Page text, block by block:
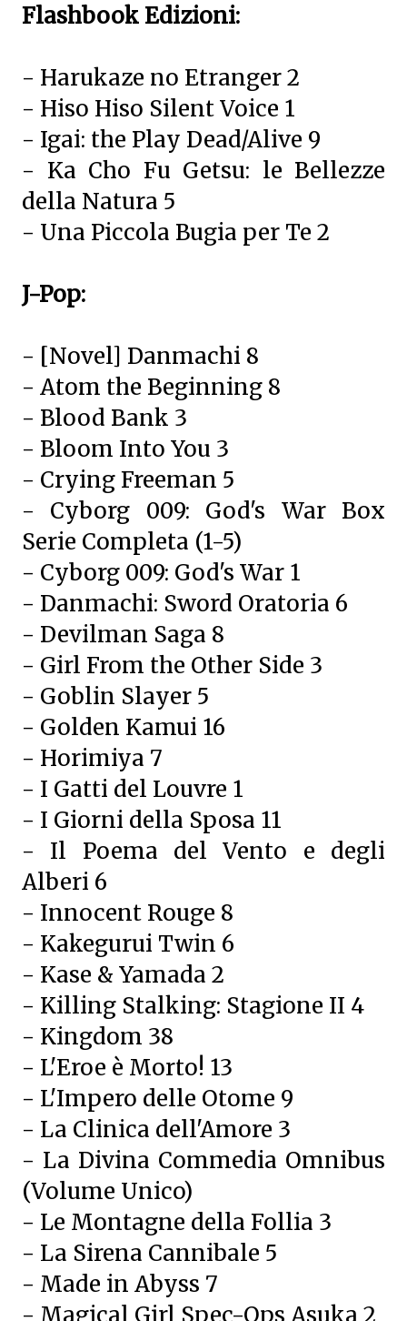
Flashbook Edizioni:
- Harukaze no Etranger 2
- Hiso Hiso Silent Voice 1
- Igai: the Play Dead/Alive 9
- Ka Cho Fu Getsu: le Bellezze
della Natura 5
- Una Piccola Bugia per Te 2
J-Pop:
- [Novel] Danmachi 8
- Atom the Beginning 8
- Blood Bank 3
- Bloom Into You 3
- Crying Freeman 5
- Cyborg 009: God's War Box
Serie Completa (1-5)
- Cyborg 009: God's War 1
- Danmachi: Sword Oratoria 6
- Devilman Saga 8
- Girl From the Other Side 3
- Goblin Slayer 5
- Golden Kamui 16
- Horimiya 7
- I Gatti del Louvre 1
- I Giorni della Sposa 11
- Il Poema del Vento e degli
Alberi 6
- Innocent Rouge 8
- Kakegurui Twin 6
- Kase & Yamada 2
- Killing Stalking: Stagione II 4
- Kingdom 38
- L'Eroe è Morto! 13
- L'Impero delle Otome 9
- La Clinica dell'Amore 3
- La Divina Commedia Omnibus
(Volume Unico)
- Le Montagne della Follia 3
- La Sirena Cannibale 5
- Made in Abyss 7
- Magical Girl Spec-Ops Asuka 2